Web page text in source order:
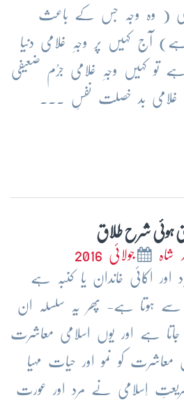
غلامی ( وہ وجہ جس کے باعث
ہے) آج کہیں پر وجہِ غلامی دنیا
تو کہیں وجہِ غلامی جرُم ضعیفی
غلامی بد خصلت نفسِ ...
ہوئی شرح طلاق
شاہ
جولائی 2016
اور اکائی خاندان یا کنبہ ہے
سے ہوتا ہے- پھر یہ سلسلہ ان
جاتا ہے اور یوں اسلامی معاشرت
کو نمو اور حیات مہیا
اِسلامی نے مرد اور عورت